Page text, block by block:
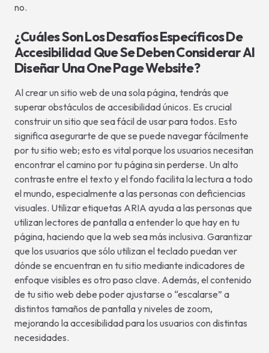
no.
¿Cuáles Son Los Desafíos Específicos De
Accesibilidad Que Se Deben Considerar Al
Diseñar Una One Page Website?
Al crear un sitio web de una sola página, tendrás que
superar obstáculos de accesibilidad únicos. Es crucial
construir un sitio que sea fácil de usar para todos. Esto
significa asegurarte de que se puede navegar fácilmente
por tu sitio web; esto es vital porque los usuarios necesitan
encontrar el camino por tu página sin perderse. Un alto
contraste entre el texto y el fondo facilita la lectura a todo
el mundo, especialmente a las personas con deficiencias
visuales. Utilizar etiquetas ARIA ayuda a las personas que
utilizan lectores de pantalla a entender lo que hay en tu
página, haciendo que la web sea más inclusiva. Garantizar
que los usuarios que sólo utilizan el teclado puedan ver
dónde se encuentran en tu sitio mediante indicadores de
enfoque visibles es otro paso clave. Además, el contenido
de tu sitio web debe poder ajustarse o “escalarse” a
distintos tamaños de pantalla y niveles de zoom,
mejorando la accesibilidad para los usuarios con distintas
necesidades.